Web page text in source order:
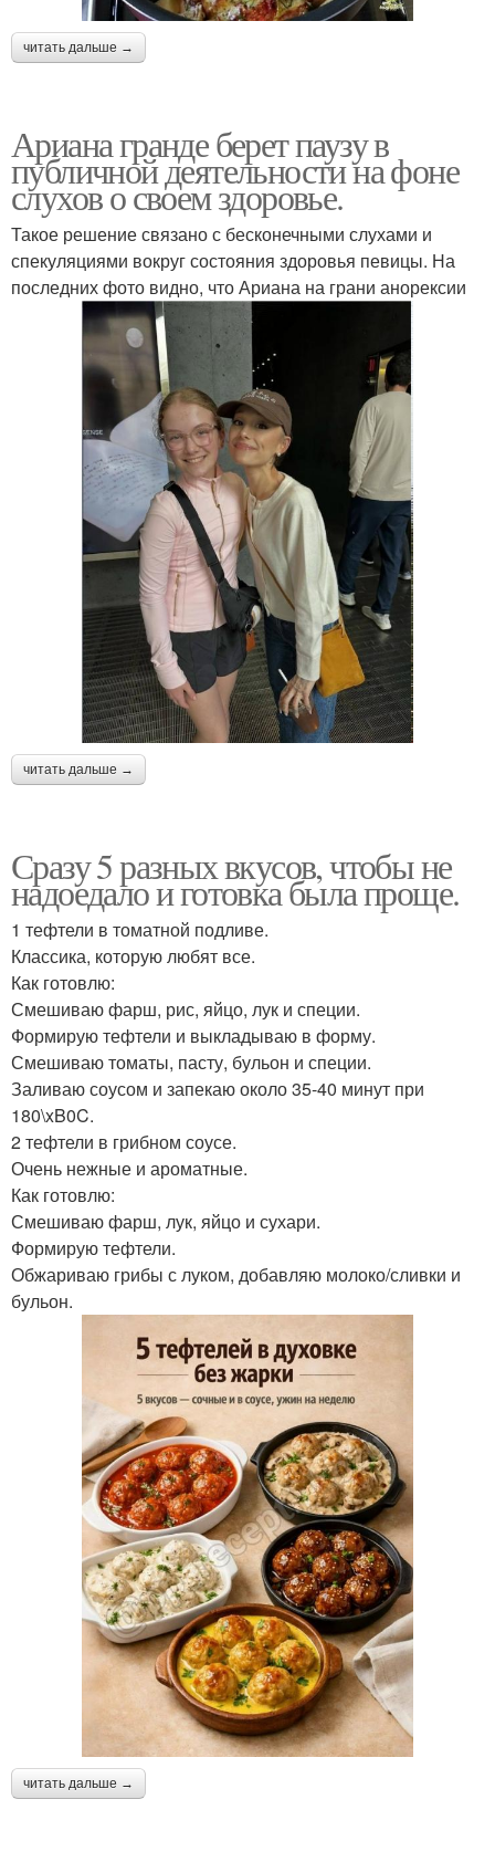
читать дальше →
Ариана гранде берет паузу в
публичной деятельности на фоне
слухов о своем здоровье.
Такое решение связано с бесконечными слухами и
спекуляциями вокруг состояния здоровья певицы. На
последних фото видно, что Ариана на грани анорексии
читать дальше →
Сразу 5 разных вкусов, чтобы не
надоедало и готовка была проще.
1 тефтели в томатной подливе.
Классика, которую любят все.
Как готовлю:
Смешиваю фарш, рис, яйцо, лук и специи.
Формирую тефтели и выкладываю в форму.
Смешиваю томаты, пасту, бульон и специи.
Заливаю соусом и запекаю около 35-40 минут при
180\xB0C.
2 тефтели в грибном соусе.
Очень нежные и ароматные.
Как готовлю:
Смешиваю фарш, лук, яйцо и сухари.
Формирую тефтели.
Обжариваю грибы с луком, добавляю молоко/сливки и
бульон.
читать дальше →